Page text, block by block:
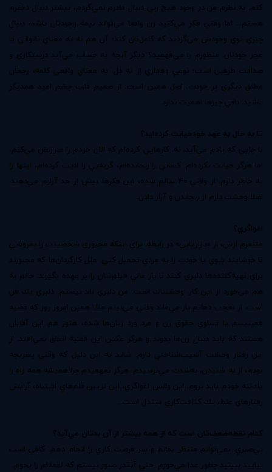
كنم. به نظرم من در وجود هيچ زني دنبال مادرم نمي‌گردم، بيشتر دنبال دخترم
هستم... اما وقتي فكر مي‌كنيد زن واقعا مي‌تواند نيمه وجودتان باشد، دنبال
چيزي توي وجودش مي‌گرديد كه كامل‌تان كند؛ آن هم نه به معناي ناتواني يا
عجز خودتان. منظورم را مي‌فهميد؟ ديگر آنچه به حساب مي‌آيد درستكاري و
صداقت طرفين است؛ نوعي وفاداري از ته دل، به معناي واقعي كلمه، رجحان
مطلق ديگري بر خودت. اصل همين است: از صميم قلب چشم اميد همديگر
باشيد. باقي چيزها اهميت ندارد.
تا به حال به عهد خودخيانت كرده‌ايد؟
تا جايي كه يادم مي‌آيد، نه. كارهايي كرده‌ام كه الان خودم را سرزنش مي‌كنم،
اما هرگز خيانت نكرده‌ام. كساني را رنجانده‌ام، گربه‌يي را اذيت كرده‌ام، اينها را
به خاطر دارم. از وقتي 40 سالم شده، اين فكرها بيش از حد آزارم مي‌دهند.
اصلا وحشت دارم از رنجاندن و آزار دادن.
اغواگري؟
متنفرم ازش، از «بازاريابي» در رابطه. براي اينكه مجبوري شخصيتت را بفروشي
تا خوشايند شوي يا خودت را به مردي تحميل كني. مثل كارگردان‌ها كه مجبورند
براي تهيه‌كننده‌ها دلبري كنند تا بار مالي فيلم‌شان را بر عهده بگيرند. حالم به
هم مي‌خورد از اين كار. وحشتناك است. من دلبري بلد نيستم. دلبري يك فن
است. از تعجب دهانم باز مي‌ماند وقتي مي‌بينم مثلا همين امروز روز كه قضيه
فمينيسم يا تساوي حقوق زن و مرد ورد زبان‌ها شده، هنوز هم اين آقايان
هستند كه بايد دنبال زن‌ها بدوند و هرگز عكس اين قضيه اتفاق نمي‌افتد. از
اين رفتار وحشت آسيب‌شناختي دارم. شايد به اين دليل كه وقتي پسربچه
بودم، از نه شنيدن، به‌شدت مي‌ترسيدم. هرگز نفهميدم چرا هميشه همه راه را
يك‌تنه خودم بايد بروم. اين والس اغواگري، اين تزيين قلم‌هاي اشتباه، آرايش
رفتارهاي غلط، يك كثافت‌كاري مبتذل است...
كدام نقطه‌ضعف‌تان است كه از همه بيشتر از آن بدتان مي‌آيد؟
بي‌صبري. نمي‌توانم منتظر بمانم و سر فرصت كاري را انجام دهم. كافي است
بياييد ببينيد چطور غذا مي‌خورم. حتي آنقدر صبور نيستم كه لقمه‌ام را بجوم.